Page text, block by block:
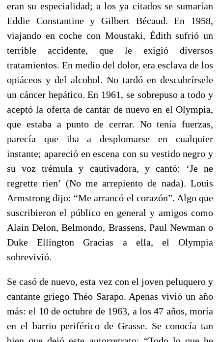
eran su especialidad; a los ya citados se sumarían
Eddie Constantine y Gilbert Bécaud. En 1958,
viajando en coche con Moustaki, Édith sufrió un
terrible accidente, que le exigió diversos
tratamientos. En medio del dolor, era esclava de los
opiáceos y del alcohol. No tardó en descubrírsele
un cáncer hepático. En 1961, se sobrepuso a todo y
aceptó la oferta de cantar de nuevo en el Olympia,
que estaba a punto de cerrar. No tenía fuerzas,
parecía que iba a desplomarse en cualquier
instante; apareció en escena con su vestido negro y
su voz trémula y cautivadora, y cantó: ‘Je ne
regrette rien’ (No me arrepiento de nada). Louis
Armstrong dijo: “Me arrancó el corazón”. Algo que
suscribieron el público en general y amigos como
Alain Delon, Belmondo, Brassens, Paul Newman o
Duke Ellington Gracias a ella, el Olympia
sobrevivió.
Se casó de nuevo, esta vez con el joven peluquero y
cantante griego Théo Sarapo. Apenas vivió un año
más: el 10 de octubre de 1963, a los 47 años, moría
en el barrio periférico de Grasse. Se conocía tan